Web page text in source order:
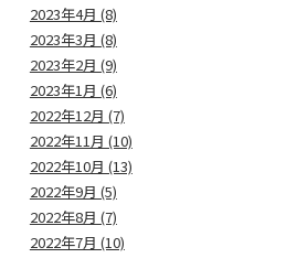
2023年4月 (8)
2023年3月 (8)
2023年2月 (9)
2023年1月 (6)
2022年12月 (7)
2022年11月 (10)
2022年10月 (13)
2022年9月 (5)
2022年8月 (7)
2022年7月 (10)